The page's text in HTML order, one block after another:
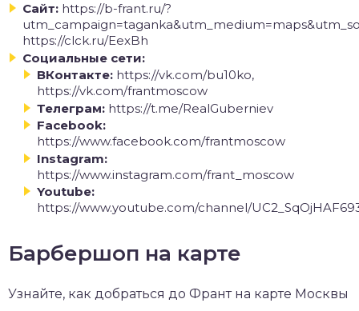
Сайт: https://b-frant.ru/?
https://clck.ru/EexBh
Социальные сети:
ВКонтакте: https://vk.com/bu10ko,
https://vk.com/frantmoscow
Телеграм: https://t.me/RealGuberniev
Facebook:
https://www.facebook.com/frantmoscow
Instagram:
https://www.instagram.com/frant_moscow
Youtube:
https://www.youtube.com/channel/
Барбершоп на карте
Узнайте, как добраться до Франт на карте Москвы